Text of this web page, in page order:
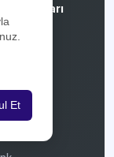
Kabul Et